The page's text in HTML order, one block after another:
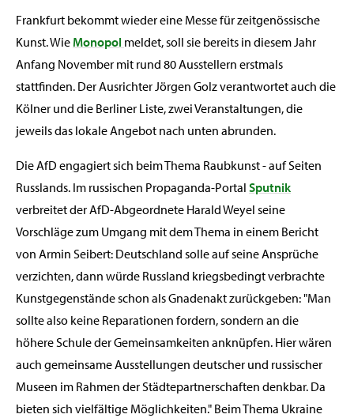
Frankfurt bekommt wieder eine Messe für zeitgenössische
Kunst. WieMonopol meldet, soll sie bereits in diesem Jahr
Anfang November mit rund 80 Ausstellern erstmals
stattfinden. Der Ausrichter Jörgen Golz verantwortet auch die
Kölner und die Berliner Liste, zwei Veranstaltungen, die
jeweils das lokale Angebot nach unten abrunden.
Die AfD engagiert sich beim Thema Raubkunst - auf Seiten
Russlands. Im russischen Propaganda-Portal Sputnik
verbreitet der AfD-Abgeordnete Harald Weyel seine
Vorschläge zum Umgang mit dem Thema in einem Bericht
von Armin Seibert: Deutschland solle auf seine Ansprüche
verzichten, dann würde Russland kriegsbedingt verbrachte
Kunstgegenstände schon als Gnadenakt zurückgeben: "Man
sollte also keine Reparationen fordern, sondern an die
höhere Schule der Gemeinsamkeiten anknüpfen. Hier wären
auch gemeinsame Ausstellungen deutscher und russischer
Museen im Rahmen der Städtepartnerschaften denkbar. Da
bieten sich vielfältige Möglichkeiten." Beim Thema Ukraine